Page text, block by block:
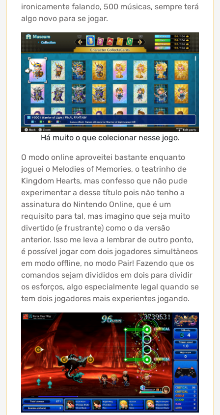
ironicamente falando, 500 músicas, sempre terá
algo novo para se jogar.
Há muito o que colecionar nesse jogo.
O modo online aproveitei bastante enquanto
joguei o Melodies of Memories, o teatrinho de
Kingdom Hearts, mas confesso que não pude
experimentar a desse título pois não tenho a
assinatura do Nintendo Online, que é um
requisito para tal, mas imagino que seja muito
divertido (e frustrante) como o da versão
anterior. Isso me leva a lembrar de outro ponto,
é possível jogar com dois jogadores simultâneos
em modo offline, no modo Pair! Fazendo que os
comandos sejam divididos em dois para dividir
os esforços, algo especialmente legal quando se
tem dois jogadores mais experientes jogando.